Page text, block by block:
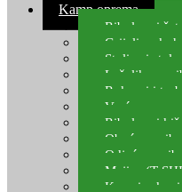
Kamp oprema
Ribolovni
Grijalice,
Stolice i
Ležaljke za
Ruksaci i
Vreće za
Ribolovni
Obuća za
Odjeća za
Majice (T-
Kape i